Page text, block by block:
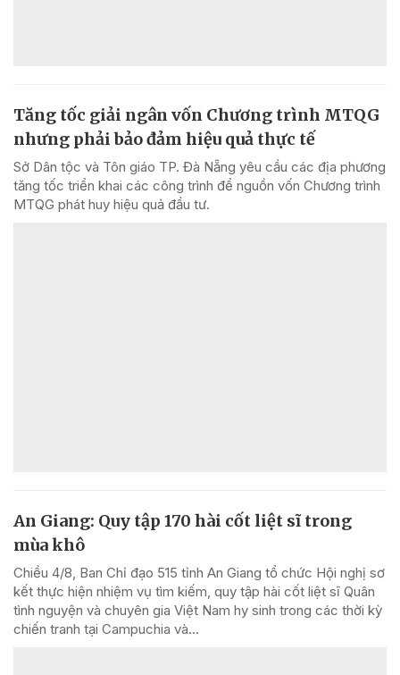
Tăng tốc giải ngân vốn Chương trình MTQG
nhưng phải bảo đảm hiệu quả thực tế
Sở Dân tộc và Tôn giáo TP. Đà Nẵng yêu cầu các địa phương
tăng tốc triển khai các công trình để nguồn vốn Chương trình
MTQG phát huy hiệu quả đầu tư.
An Giang: Quy tập 170 hài cốt liệt sĩ trong
mùa khô
Chiều 4/8, Ban Chỉ đạo 515 tỉnh An Giang tổ chức Hội nghị sơ
kết thực hiện nhiệm vụ tìm kiếm, quy tập hài cốt liệt sĩ Quân
tình nguyện và chuyên gia Việt Nam hy sinh trong các thời kỳ
chiến tranh tại Campuchia và...